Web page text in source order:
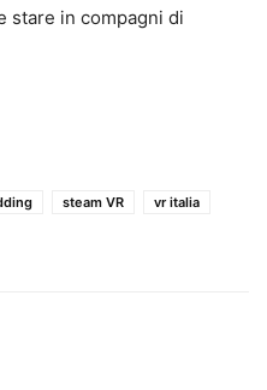
stare in compagni di
steam VR
vr italia